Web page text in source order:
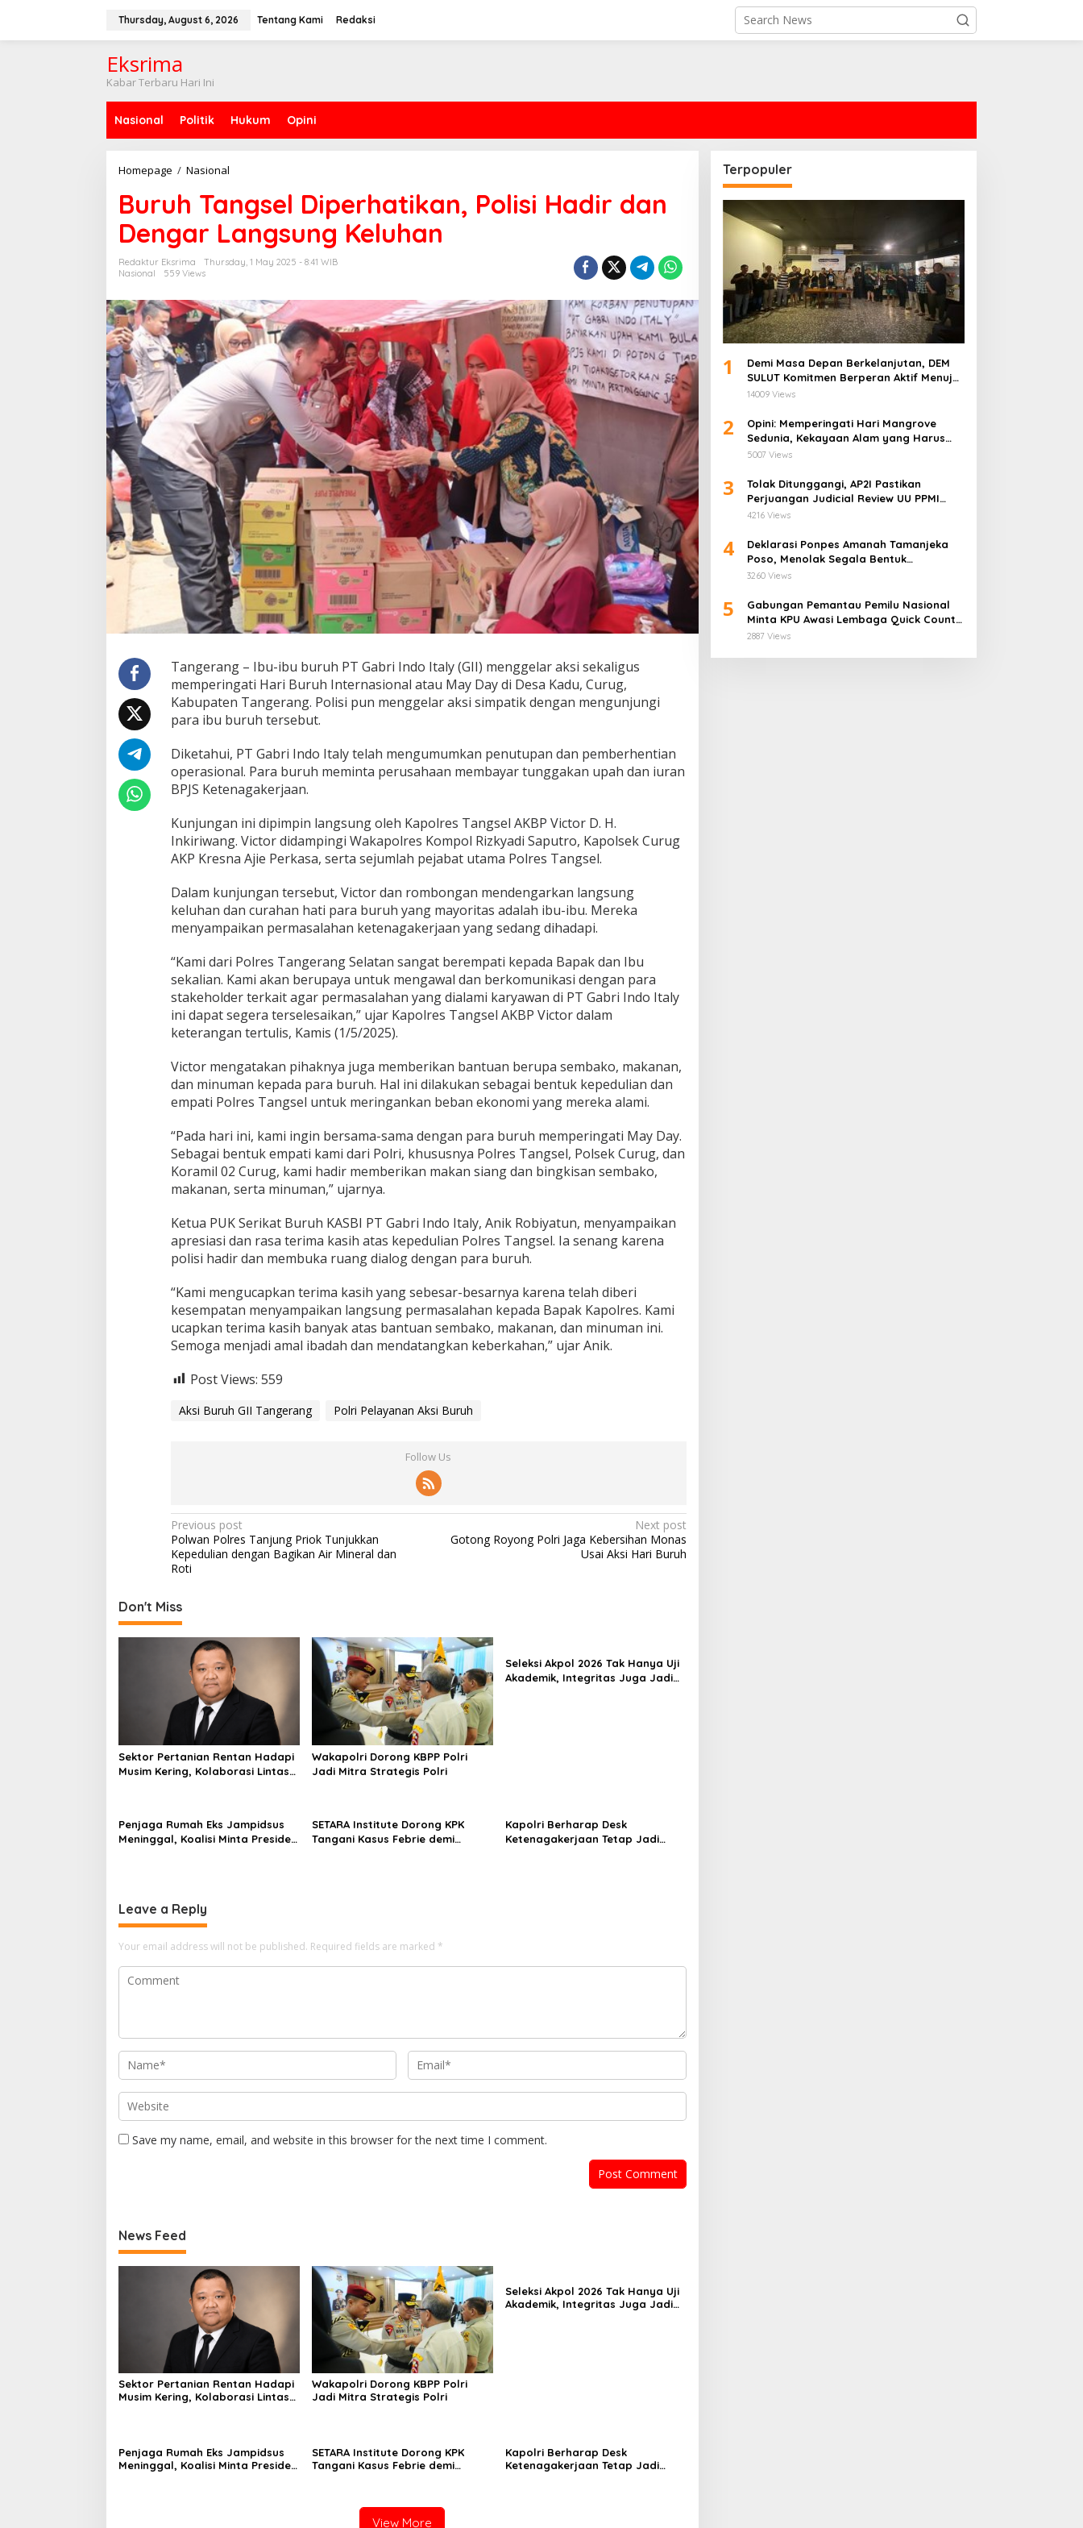
Thursday, August 6, 2026 Tentang Kami Redaksi
Eksrima
Kabar Terbaru Hari Ini
Nasional Politik Hukum Opini
Homepage / Nasional
r
u
h
T
a
s
e
l
D
i
e
r
a
t
i
k
a
n
,
P
o
l
i
s
i
H
a
i
r
d
a
n
n
g
a
L
a
n
g
u
n
g
e
l
u
h
a
Buruh Tangsel Diperhatikan, Polisi Hadir dan
Dengar Langsung Keluhan
Redaktur Eksrima
Thursday, 1 May 2025 - 8:41 WIB
Nasional
559 Views
Tangerang – Ibu-ibu buruh PT Gabri Indo Italy (GII) menggelar aksi sekaligus
memperingati Hari Buruh Internasional atau May Day di Desa Kadu, Curug,
Kabupaten Tangerang. Polisi pun menggelar aksi simpatik dengan mengunjungi
para ibu buruh tersebut.
Diketahui, PT Gabri Indo Italy telah mengumumkan penutupan dan pemberhentian
operasional. Para buruh meminta perusahaan membayar tunggakan upah dan iuran
BPJS Ketenagakerjaan.
Kunjungan ini dipimpin langsung oleh Kapolres Tangsel AKBP Victor D. H.
Inkiriwang. Victor didampingi Wakapolres Kompol Rizkyadi Saputro, Kapolsek Curug
AKP Kresna Ajie Perkasa, serta sejumlah pejabat utama Polres Tangsel.
Dalam kunjungan tersebut, Victor dan rombongan mendengarkan langsung
keluhan dan curahan hati para buruh yang mayoritas adalah ibu-ibu. Mereka
menyampaikan permasalahan ketenagakerjaan yang sedang dihadapi.
“Kami dari Polres Tangerang Selatan sangat berempati kepada Bapak dan Ibu
sekalian. Kami akan berupaya untuk mengawal dan berkomunikasi dengan para
stakeholder terkait agar permasalahan yang dialami karyawan di PT Gabri Indo Italy
ini dapat segera terselesaikan,” ujar Kapolres Tangsel AKBP Victor dalam
keterangan tertulis, Kamis (1/5/2025).
Victor mengatakan pihaknya juga memberikan bantuan berupa sembako, makanan,
dan minuman kepada para buruh. Hal ini dilakukan sebagai bentuk kepedulian dan
empati Polres Tangsel untuk meringankan beban ekonomi yang mereka alami.
“Pada hari ini, kami ingin bersama-sama dengan para buruh memperingati May Day.
Sebagai bentuk empati kami dari Polri, khususnya Polres Tangsel, Polsek Curug, dan
Koramil 02 Curug, kami hadir memberikan makan siang dan bingkisan sembako,
makanan, serta minuman,” ujarnya.
Ketua PUK Serikat Buruh KASBI PT Gabri Indo Italy, Anik Robiyatun, menyampaikan
apresiasi dan rasa terima kasih atas kepedulian Polres Tangsel. Ia senang karena
polisi hadir dan membuka ruang dialog dengan para buruh.
“Kami mengucapkan terima kasih yang sebesar-besarnya karena telah diberi
kesempatan menyampaikan langsung permasalahan kepada Bapak Kapolres. Kami
ucapkan terima kasih banyak atas bantuan sembako, makanan, dan minuman ini.
Semoga menjadi amal ibadah dan mendatangkan keberkahan,” ujar Anik.
Post Views: 559
Aksi Buruh GII Tangerang Polri Pelayanan Aksi Buruh
Follow Us
P
o
s
n
a
g
t
i
n
Previous post
Polwan Polres Tanjung Priok Tunjukkan
Kepedulian dengan Bagikan Air Mineral dan
Roti
Next post
Gotong Royong Polri Jaga Kebersihan Monas
Usai Aksi Hari Buruh
Don't Miss
Sektor Pertanian Rentan Hadapi
Musim Kering, Kolaborasi Lintas
Wakapolri Dorong KBPP Polri
Jadi Mitra Strategis Polri
Seleksi Akpol 2026 Tak Hanya Uji
Akademik, Integritas Juga Jadi
Penjaga Rumah Eks Jampidsus
Meninggal, Koalisi Minta Presiden
SETARA Institute Dorong KPK
Tangani Kasus Febrie demi
Kapolri Berharap Desk
Ketenagakerjaan Tetap Jadi
Leave a Reply
Your email address will not be published. Required fields are marked *
Save my name, email, and website in this browser for the next time I comment.
News Feed
Sektor Pertanian Rentan Hadapi
Musim Kering, Kolaborasi Lintas
Wakapolri Dorong KBPP Polri
Jadi Mitra Strategis Polri
Seleksi Akpol 2026 Tak Hanya Uji
Akademik, Integritas Juga Jadi
Penjaga Rumah Eks Jampidsus
Meninggal, Koalisi Minta Presiden
SETARA Institute Dorong KPK
Tangani Kasus Febrie demi
Kapolri Berharap Desk
Ketenagakerjaan Tetap Jadi
View More
Terpopuler
1
Demi Masa Depan Berkelanjutan, DEM
SULUT Komitmen Berperan Aktif Menuju
Era Energi Terbarukan di Sulawesi Utara
14009 Views
2
Opini: Memperingati Hari Mangrove
Sedunia, Kekayaan Alam yang Harus
Dijaga
5007 Views
3
Tolak Ditunggangi, AP2I Pastikan
Perjuangan Judicial Review UU PPMI
Demi Anggota Bukan Politis
4216 Views
4
Deklarasi Ponpes Amanah Tamanjeka
Poso, Menolak Segala Bentuk
Radikalisme dan Terorisme
3260 Views
5
Gabungan Pemantau Pemilu Nasional
Minta KPU Awasi Lembaga Quick Count
Lebih Ketat
2887 Views